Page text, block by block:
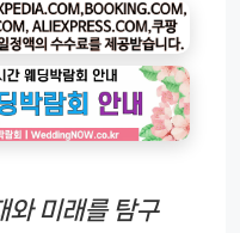
와 미래를 탐구